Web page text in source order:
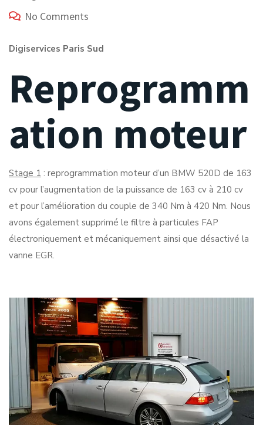
No Comments
Digiservices Paris Sud
Reprogramm
ation moteur
Stage 1 : reprogrammation moteur d’un BMW 520D de 163
cv pour l’augmentation de la puissance de 163 cv à 210 cv
et pour l’amélioration du couple de 340 Nm à 420 Nm. Nous
avons également supprimé le filtre à particules FAP
électroniquement et mécaniquement ainsi que désactivé la
vanne EGR.